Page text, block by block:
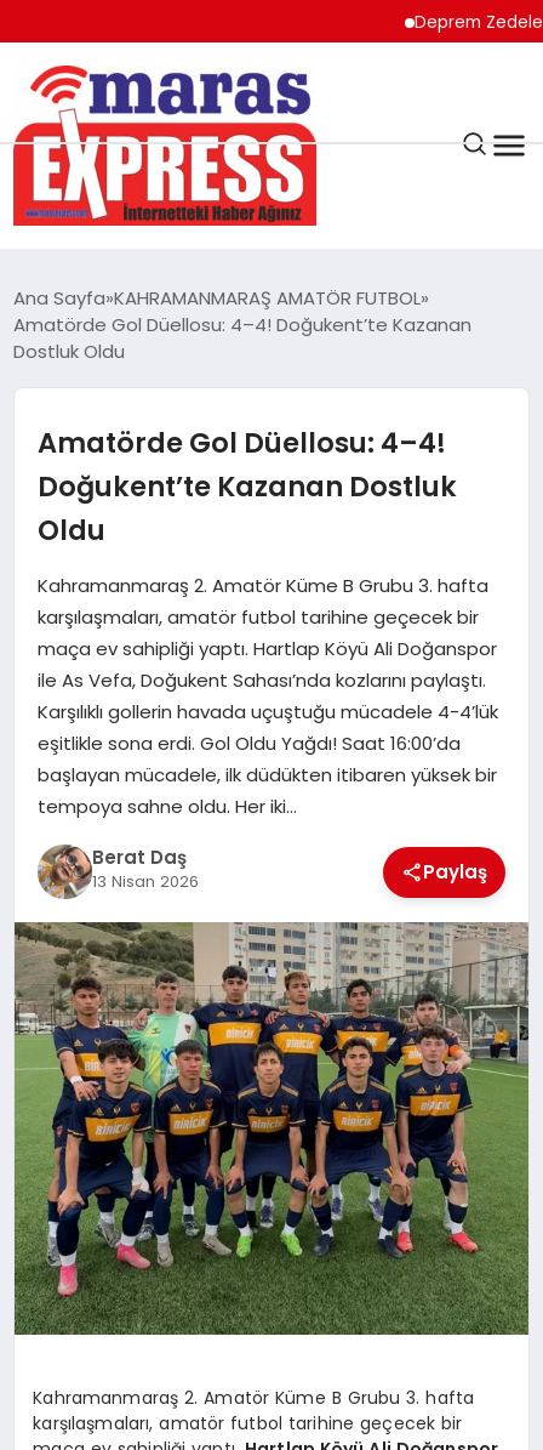
Deprem Zedeler için
K.MARAŞ
ANDIRIN
AFŞİN
BİZE ULAŞIN
GÖKSUN
TÜRKOĞLU
PAZARCIK
NURHAK
Ana Sayfa KAHRAMANMARAŞ AMATÖR FUTBOL
Amatörde Gol Düellosu: 4–4! Doğukent’te Kazanan
Dostluk Oldu
Amatörde Gol Düellosu: 4–4!
Doğukent’te Kazanan Dostluk
Oldu
Kahramanmaraş 2. Amatör Küme B Grubu 3. hafta
karşılaşmaları, amatör futbol tarihine geçecek bir
maça ev sahipliği yaptı. Hartlap Köyü Ali Doğanspor
ile As Vefa, Doğukent Sahası’nda kozlarını paylaştı.
Karşılıklı gollerin havada uçuştuğu mücadele 4-4’lük
eşitlikle sona erdi. Gol Oldu Yağdı! Saat 16:00’da
başlayan mücadele, ilk düdükten itibaren yüksek bir
tempoya sahne oldu. Her iki…
Berat Daş
13 Nisan 2026 Paylaş
Kahramanmaraş 2. Amatör Küme B Grubu 3. hafta
karşılaşmaları, amatör futbol tarihine geçecek bir